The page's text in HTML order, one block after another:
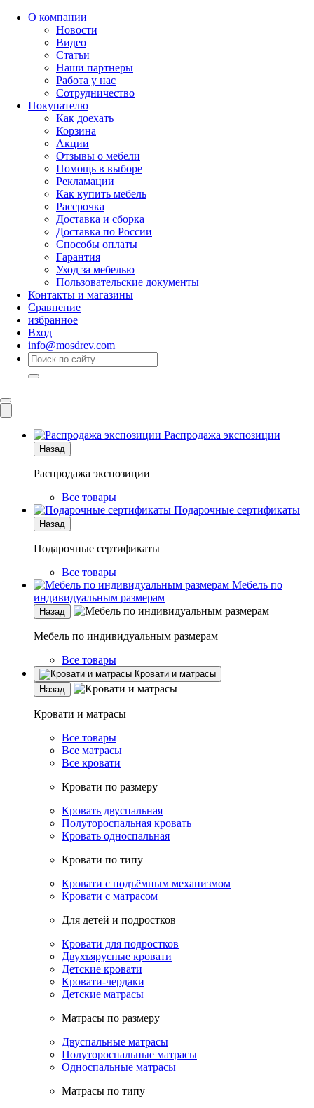
О компании
Новости
Видео
Статьи
Наши партнеры
Работа у нас
Сотрудничество
Покупателю
Как доехать
Корзина
Акции
Отзывы о мебели
Помощь в выборе
Рекламации
Как купить мебель
Рассрочка
Доставка и сборка
Доставка по России
Способы оплаты
Гарантия
Уход за мебелью
Пользовательские документы
Контакты и магазины
Сравнение
избранное
Вход
info@mosdrev.com
Распродажа экспозиции
Назад
Распродажа экспозиции
Все товары
Подарочные сертификаты
Назад
Подарочные сертификаты
Все товары
Мебель по
индивидуальным размерам
Назад
Мебель по индивидуальным размерам
Все товары
Кровати и матрасы
Назад
Кровати и матрасы
Все товары
Все матрасы
Все кровати
Кровати по размеру
Кровать двуспальная
Полутороспальная кровать
Кровать односпальная
Кровати по типу
Кровати с подъёмным механизмом
Кровати с матрасом
Для детей и подростков
Кровати для подростков
Двухъярусные кровати
Детские кровати
Кровати-чердаки
Детские матрасы
Матрасы по размеру
Двуспальные матрасы
Полутороспальные матрасы
Односпальные матрасы
Матрасы по типу